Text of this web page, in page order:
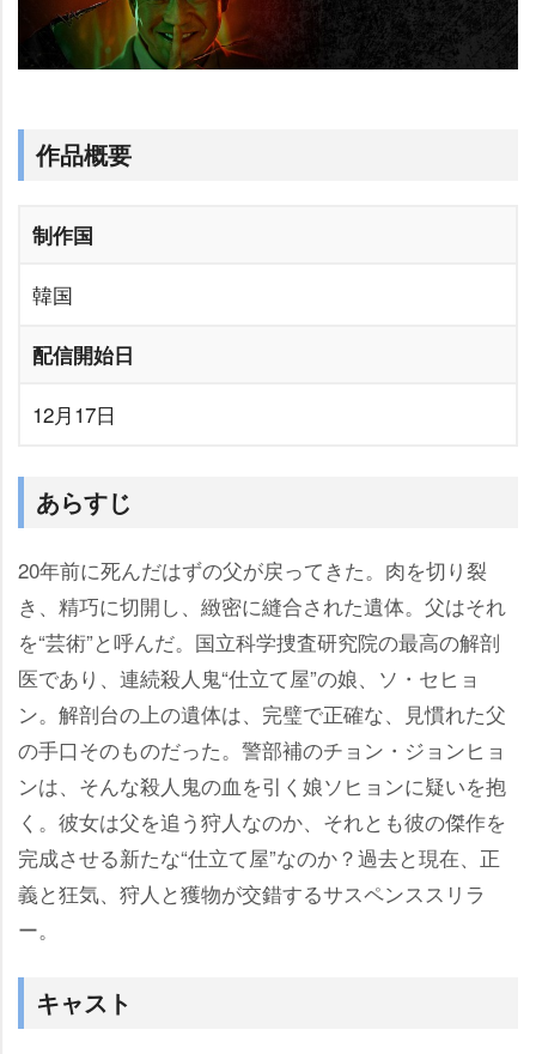
作品概要
制作国
韓国
配信開始日
12月17日
あらすじ
20年前に死んだはずの父が戻ってきた。肉を切り裂
き、精巧に切開し、緻密に縫合された遺体。父はそれ
を“芸術”と呼んだ。国立科学捜査研究院の最高の解剖
医であり、連続殺人鬼“仕立て屋”の娘、ソ・セヒョ
ン。解剖台の上の遺体は、完璧で正確な、見慣れた父
の手口そのものだった。警部補のチョン・ジョンヒョ
ンは、そんな殺人鬼の血を引く娘ソヒョンに疑いを抱
く。彼女は父を追う狩人なのか、それとも彼の傑作を
完成させる新たな“仕立て屋”なのか？過去と現在、正
義と狂気、狩人と獲物が交錯するサスペンススリラ
ー。
キャスト